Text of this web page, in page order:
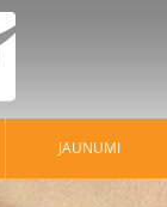
JAUNUMI